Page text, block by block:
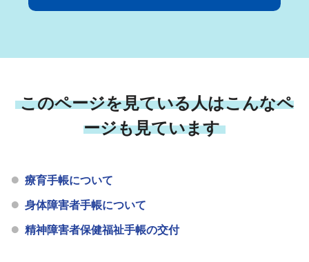
このページを見ている人はこんなペ
ージも見ています
療育手帳について
身体障害者手帳について
精神障害者保健福祉手帳の交付